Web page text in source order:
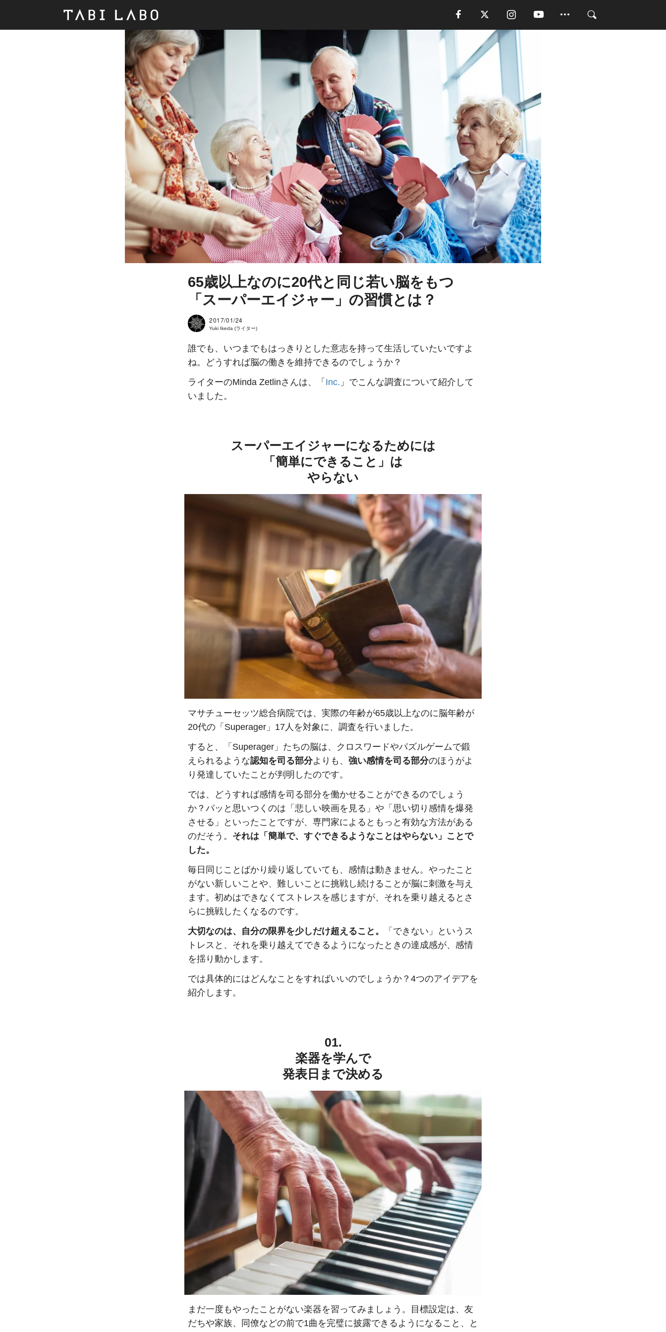
65歳以上なのに20代と同じ若い脳をもつ
「スーパーエイジャー」の習慣とは？
2017/01/24
Yuki Ikeda (ライター)
誰でも、いつまでもはっきりとした意志を持って生活していたいですよ
ね。どうすれば脳の働きを維持できるのでしょうか？
ライターのMinda Zetlinさんは、「 Inc. 」でこんな調査について紹介して
いました。
スーパーエイジャーになるためには
「簡単にできること」は
やらない
マサチューセッツ総合病院では、実際の年齢が65歳以上なのに脳年齢が
20代の「Superager」17人を対象に、調査を行いました。
すると、「Superager」たちの脳は、クロスワードやパズルゲームで鍛
えられるような認知を司る部分よりも、 強い感情を司る部分のほうがよ
り発達していたことが判明したのです。
では、どうすれば感情を司る部分を働かせることができるのでしょう
か？パッと思いつくのは「悲しい映画を見る」や「思い切り感情を爆発
させる」といったことですが、専門家によるともっと有効な方法がある
のだそう。 それは「簡単で、すぐできるようなことはやらない」ことで
した。
毎日同じことばかり繰り返していても、感情は動きません。やったこと
がない新しいことや、難しいことに挑戦し続けることが脳に刺激を与え
ます。初めはできなくてストレスを感じますが、それを乗り越えるとさ
らに挑戦したくなるのです。
大切なのは、自分の限界を少しだけ超えること。
「できない」というス
トレスと、それを乗り越えてできるようになったときの達成感が、感情
を揺り動かします。
では具体的にはどんなことをすればいいのでしょうか？4つのアイデアを
紹介します。
01.
楽器を学んで
発表日まで決める
まだ一度もやったことがない楽器を習ってみましょう。目標設定は、友
だちや家族、同僚などの前で1曲を完璧に披露できるようになること、と